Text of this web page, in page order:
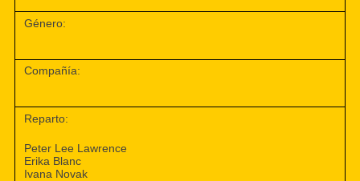
Género:
Compañía:
Reparto:
Peter Lee Lawrence
Erika Blanc
Ivana Novak